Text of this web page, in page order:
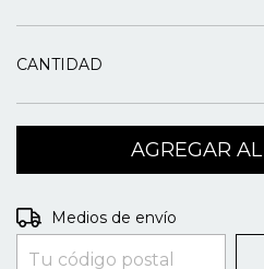
CANTIDAD
Entregas para el CP:
Medios de envío